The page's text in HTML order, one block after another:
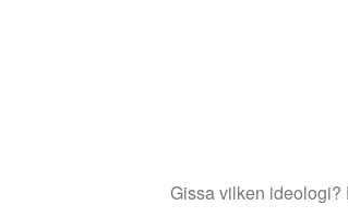
Gissa vilken ideologi?